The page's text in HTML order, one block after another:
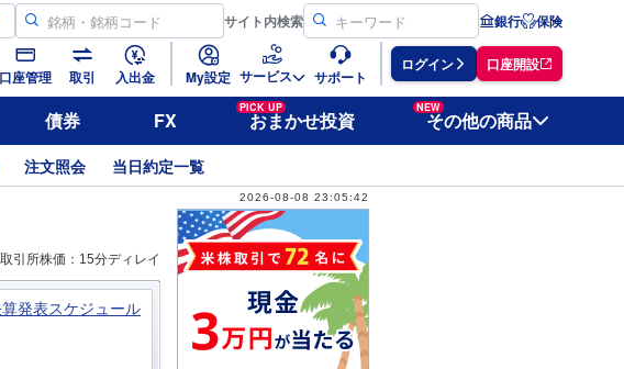
サイト内検索 銀行 保険
口座管理 取引 入出金 My設定 サービス サポート
ログイン 口座開設
債券 FX
PICK UP
おまかせ投資
NEW
その他の商品
注文照会 当日約定一覧
2026-08-08 23:05:42
取引所株価：15分ディレイ
発表スケジュール